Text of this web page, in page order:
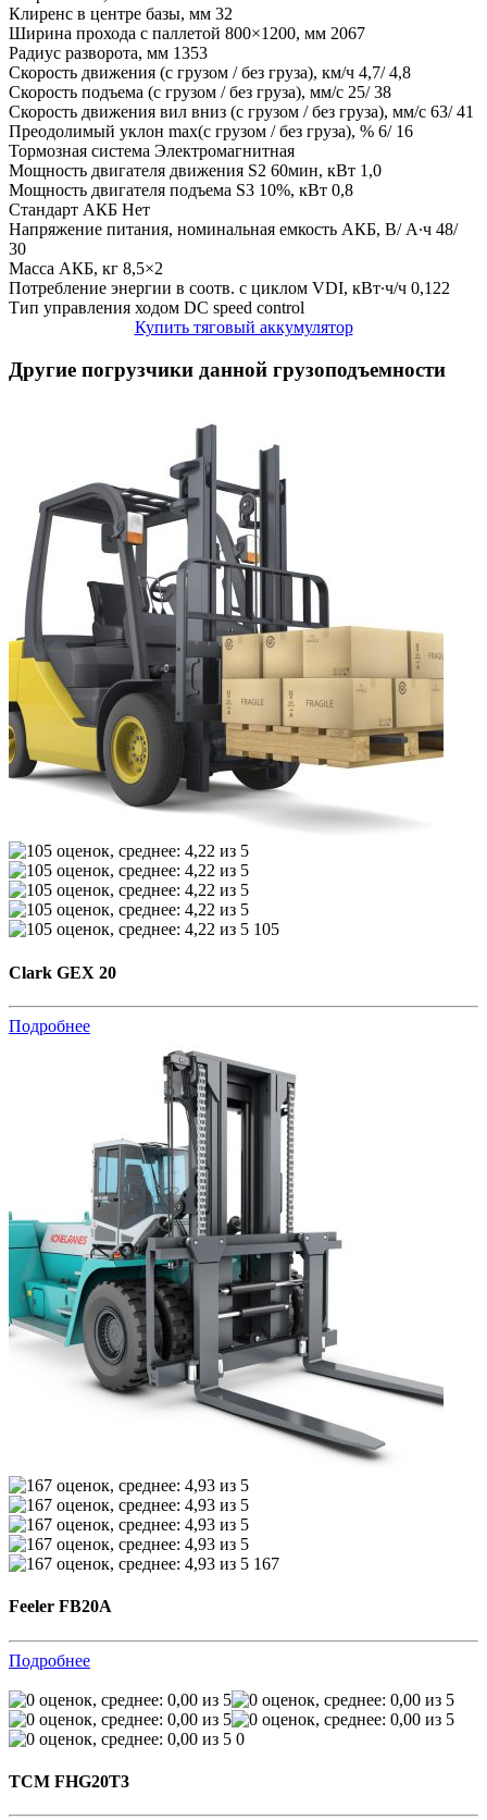
Клиренс в центре базы, мм 32
Ширина прохода с паллетой 800×1200, мм 2067
Радиус разворота, мм 1353
Скорость движения (с грузом / без груза), км/ч 4,7/ 4,8
Скорость подъема (с грузом / без груза), мм/с 25/ 38
Скорость движения вил вниз (с грузом / без груза), мм/с 63/ 41
Преодолимый уклон max(с грузом / без груза), % 6/ 16
Тормозная система Электромагнитная
Мощность двигателя движения S2 60мин, кВт 1,0
Мощность двигателя подъема S3 10%, кВт 0,8
Стандарт АКБ Нет
Напряжение питания, номинальная емкость АКБ, В/ А∙ч 48/
30
Масса АКБ, кг 8,5×2
Потребление энергии в соотв. с циклом VDI, кВт∙ч/ч 0,122
Тип управления ходом DC speed control
Купить тяговый аккумулятор
Другие погрузчики данной грузоподъемности
105
Clark GEX 20
Подробнее
167
Feeler FB20A
Подробнее
0
TCM FHG20T3